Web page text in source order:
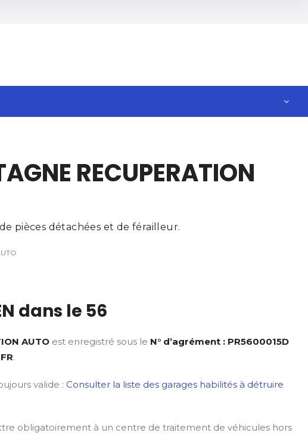
RECUPERATION
pièces détachées et de férailleur.
dans le 56
AUTO est enregistré sous le N° d’agrément : PR5600015D
.
valide : Consulter la liste des garages habilités à détruire
obligatoirement à un centre de traitement de véhicules hors